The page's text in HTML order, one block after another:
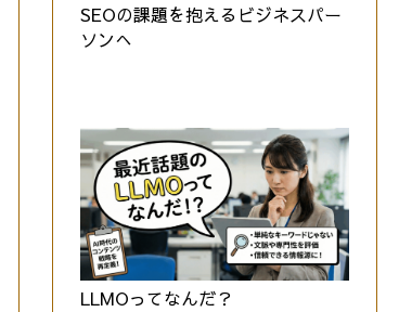
SEOの課題を抱えるビジネスパー
ソンへ
LLMOってなんだ？